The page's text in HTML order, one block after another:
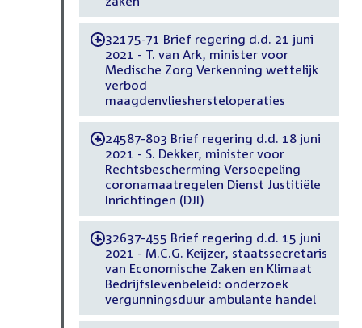
-32175-71 Brief regering d.d. 21 juni
2021 - T. van Ark, minister voor
Medische Zorg Verkenning wettelijk
verbod
maagdenvlieshersteloperaties
-24587-803 Brief regering d.d. 18 juni
2021 - S. Dekker, minister voor
Rechtsbescherming Versoepeling
coronamaatregelen Dienst Justitiële
Inrichtingen (DJI)
-32637-455 Brief regering d.d. 15 juni
2021 - M.C.G. Keijzer, staatssecretaris
van Economische Zaken en Klimaat
Bedrijfslevenbeleid: onderzoek
vergunningsduur ambulante handel